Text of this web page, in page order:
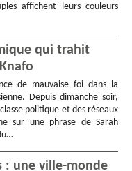
affichent leurs couleurs
qui trahit
de mauvaise foi dans la
Depuis dimanche soir,
politique et des réseaux
sur une phrase de Sarah
: une ville-monde